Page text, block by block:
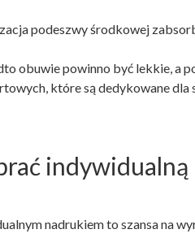
podeszwy środkowej
obuwie powinno być lekkie, a
które są dedykowane dla
indywidualną
nadrukiem to szansa na